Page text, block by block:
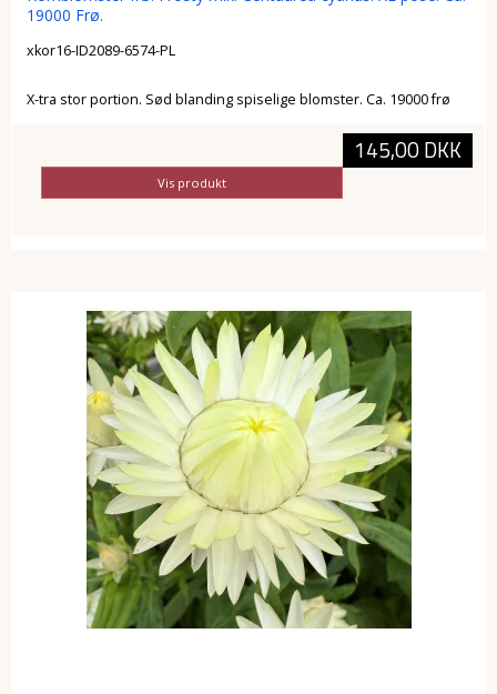
19000 Frø.
xkor16-ID2089-6574-PL
X-tra stor portion. Sød blanding spiselige blomster. Ca. 19000 frø
145,00 DKK
Vis produkt